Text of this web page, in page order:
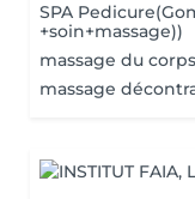
SPA
+soin+massage))
massage du
massage